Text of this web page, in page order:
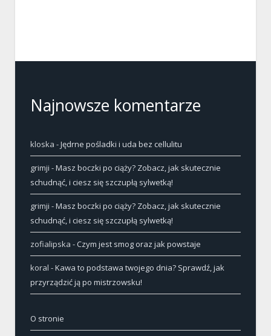
Najnowsze komentarze
kloska -Jędrne pośladki i uda bez cellulitu
grimji -Masz boczki po ciąży? Zobacz, jak skutecznie
schudnąć, i ciesz się szczupłą sylwetką!
grimji -Masz boczki po ciąży? Zobacz, jak skutecznie
schudnąć, i ciesz się szczupłą sylwetką!
zofialipska -Czym jest smog oraz jak powstaje
koral -Kawa to podstawa twojego dnia? Sprawdź, jak
przyrządzić ją po mistrzowsku!
O stronie